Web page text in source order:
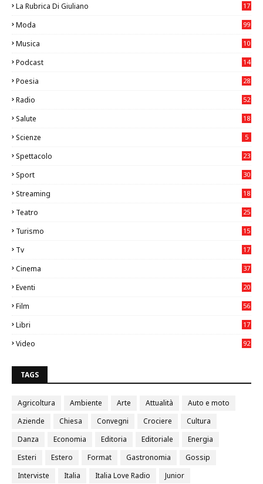
La Rubrica Di Giuliano
17
Moda 99
Musica
10
Podcast 14
Poesia 28
Radio 52
Salute
18
Scienze 5
Spettacolo 23
Sport
30
Streaming 18
Teatro
25
Turismo
15
Tv
17
Cinema
37
Eventi
20
Film
56
Libri
17
Video
92
TAGS
Agricoltura Ambiente Arte Attualità
Auto e moto
Aziende
Chiesa Convegni Crociere
Cultura
Danza
Economia Editoria Editoriale
Energia
Esteri
Estero Format Gastronomia
Gossip
Interviste
Italia Italia Love Radio
Junior